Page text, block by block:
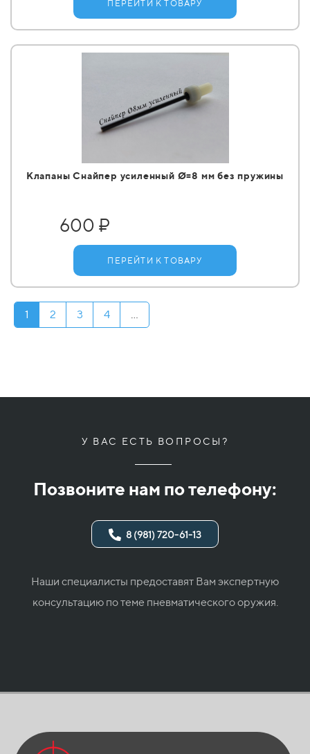
ПЕРЕЙТИ К ТОВАРУ
Клапаны Снайпер усиленный Ø=8 мм без пружины
600 ₽
ПЕРЕЙТИ К ТОВАРУ
1 2 3 4 ...
У ВАС ЕСТЬ ВОПРОСЫ?
Позвоните нам по телефону:
8 (981) 720-61-13
Наши специалисты предоставят Вам экспертную
консультацию по теме пневматического оружия.